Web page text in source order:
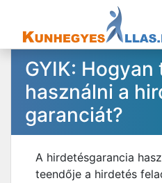
GYIK: Hogyan
használni a
garanciát?
A hirdetésgarancia
teendője a hirdetés